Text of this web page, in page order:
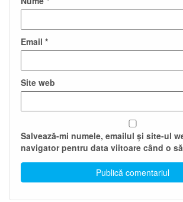
Email *
Site web
Salvează-mi numele, emailul și site-ul
navigator pentru data viitoare când o